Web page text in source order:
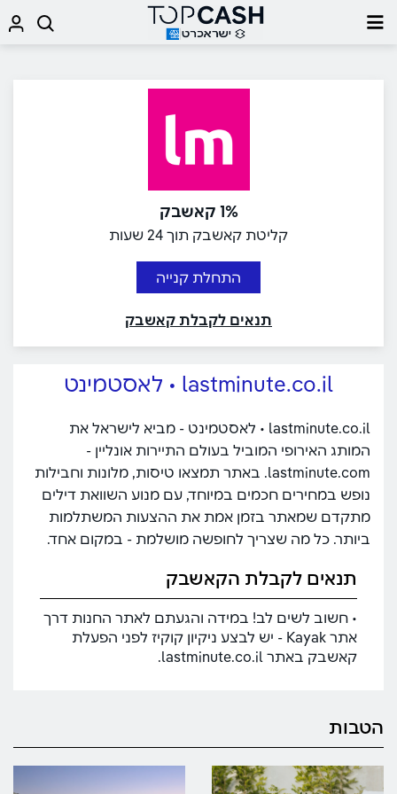
1% קאשבק
קליטת קאשבק תוך 24 שעות
התחלת קנייה
תנאים לקבלת קאשבק
lastminute.co.il • לאסטמינט
lastminute.co.il • לאסטמינט ‏‏‏- מביא לישראל את
המותג האירופי המוביל בעולם התיירות אונליין -
lastminute.com. באתר תמצאו טיסות, מלונות וחבילות
נופש במחירים חכמים במיוחד, עם מנוע השוואת דילים
מתקדם שמאתר בזמן אמת את ההצעות המשתלמות
ביותר. כל מה שצריך לחופשה מושלמת - במקום אחד.
תנאים לקבלת הקאשבק
• חשוב לשים לב! במידה והגעתם לאתר החנות דרך
אתר Kayak - יש לבצע ניקיון קוקיז לפני הפעלת
קאשבק באתר lastminute.co.il.
הטבות